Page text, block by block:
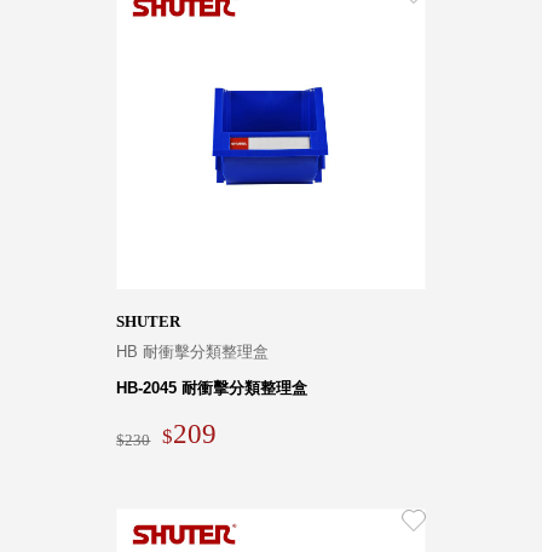
SHUTER
HB 耐衝擊分類整理盒
HB-2045 耐衝擊分類整理盒
230 209